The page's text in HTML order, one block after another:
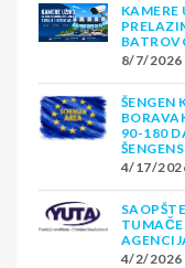
8/7/2026
ŠENGEN
90-180
4/17/
4/2/2026